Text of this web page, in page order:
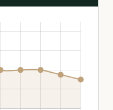
160,000 ▲ 5,000
26,000